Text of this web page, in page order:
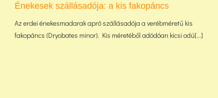
Énekesek szállásadója: a kis fakopáncs
Az erdei énekesmadarak apró szállásadója a verébméretű kis
fakopáncs (Dryobates minor). Kis méretéből adódóan kicsi odú[...]